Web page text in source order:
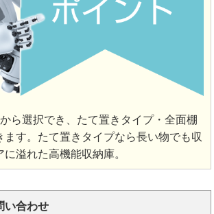
ら選択でき、たて置きタイプ・全面棚
ます。たて置きタイプなら長い物でも収
溢れた高機能収納庫。
い合わせ